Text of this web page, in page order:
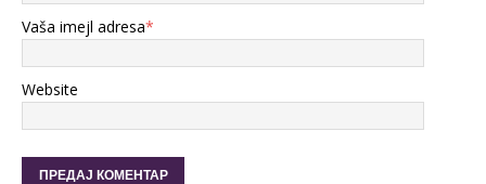
Vaša imejl adresa*
Website